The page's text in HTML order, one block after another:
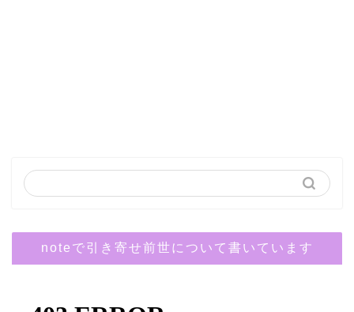
noteで引き寄せ前世について書いています